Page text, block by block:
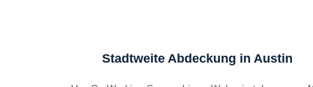
Stadtweite Abdeckung in Austin